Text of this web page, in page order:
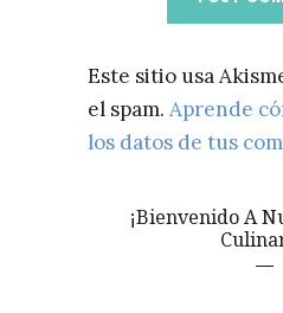
Este sitio usa
el spam. Aprende
los datos de tus
¡Bienvenido A